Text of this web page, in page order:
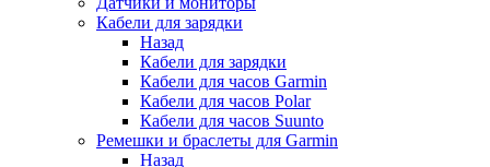
Кабели для зарядки
Назад
Кабели для зарядки
Кабели для часов Garmin
Кабели для часов Polar
Кабели для часов Suunto
Ремешки и браслеты для Garmin
Назад